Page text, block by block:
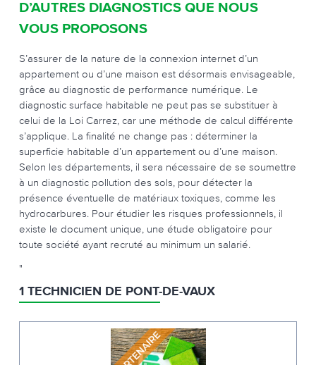
D’AUTRES DIAGNOSTICS QUE NOUS
VOUS PROPOSONS
S’assurer de la nature de la connexion internet d’un
appartement ou d’une maison est désormais envisageable,
grâce au diagnostic de performance numérique. Le
diagnostic surface habitable ne peut pas se substituer à
celui de la Loi Carrez, car une méthode de calcul différente
s’applique. La finalité ne change pas : déterminer la
superficie habitable d’un appartement ou d’une maison.
Selon les départements, il sera nécessaire de se soumettre
à un diagnostic pollution des sols, pour détecter la
présence éventuelle de matériaux toxiques, comme les
hydrocarbures. Pour étudier les risques professionnels, il
existe le document unique, une étude obligatoire pour
toute société ayant recruté au minimum un salarié.
"
1 TECHNICIEN DE PONT-DE-VAUX